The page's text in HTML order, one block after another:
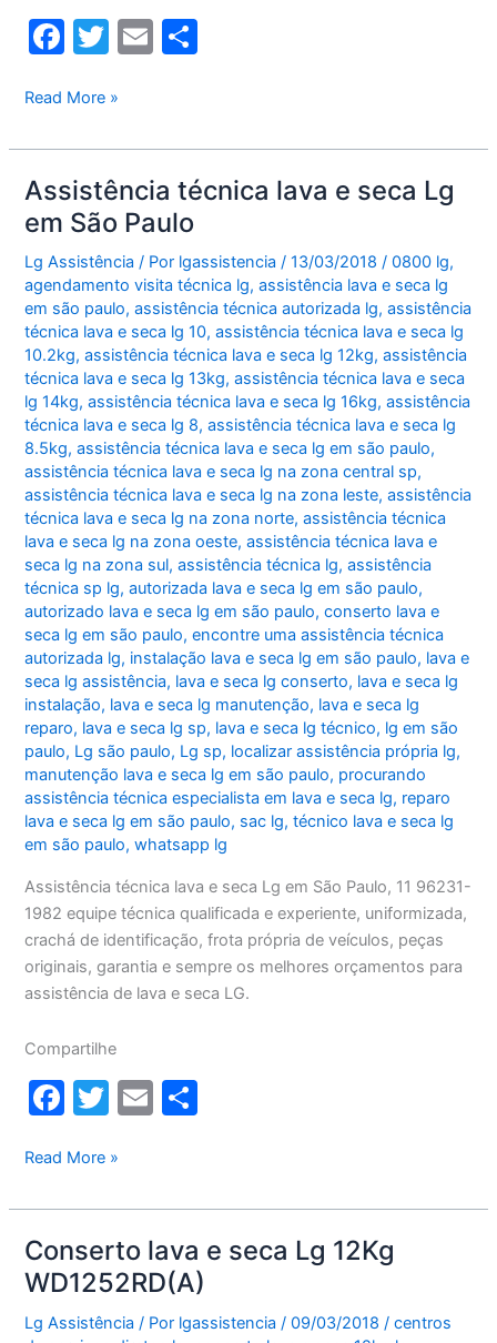
F
c
e
b
o
o
k
T
itt
er
E
l
e
Assistência
LG
São
Paulo
Read More »
Assistência técnica lava e seca Lg
em São Paulo
Lg Assistência / Por lgassistencia/13/03/2018 /0800 lg,
agendamento visita técnica lg,assistência lava e seca lg
em são paulo,assistência técnica autorizada lg,assistência
técnica lava e seca lg 10,assistência técnica lava e seca lg
10.2kg,assistência técnica lava e seca lg 12kg,assistência
técnica lava e seca lg 13kg,assistência técnica lava e seca
lg 14kg,assistência técnica lava e seca lg 16kg,assistência
técnica lava e seca lg 8,assistência técnica lava e seca lg
8.5kg,assistência técnica lava e seca lg em são paulo,
assistência técnica lava e seca lg na zona central sp,
assistência técnica lava e seca lg na zona leste,assistência
técnica lava e seca lg na zona norte,assistência técnica
lava e seca lg na zona oeste,assistência técnica lava e
seca lg na zona sul,assistência técnica lg,assistência
técnica sp lg,autorizada lava e seca lg em são paulo,
autorizado lava e seca lg em são paulo,conserto lava e
seca lg em são paulo,encontre uma assistência técnica
autorizada lg, instalação lava e seca lg em são paulo, lava e
seca lg assistência, lava e seca lg conserto, lava e seca lg
instalação, lava e seca lg manutenção, lava e seca lg
reparo, lava e seca lg sp, lava e seca lg técnico, lg em são
paulo, Lg são paulo, Lg sp, localizar assistência própria lg,
manutenção lava e seca lg em são paulo, procurando
assistência técnica especialista em lava e seca lg, reparo
lava e seca lg em são paulo, sac lg,técnico lava e seca lg
em são paulo,whatsapp lg
Assistência técnica lava e seca Lg em São Paulo, 11 96231-
1982 equipe técnica qualificada e experiente, uniformizada,
crachá de identificação, frota própria de veículos, peças
originais, garantia e sempre os melhores orçamentos para
assistência de lava e seca LG.
Compartilhe
F
c
e
b
o
o
T
itt
er
E
l
e
Assistência
lava
e
seca
Lg
em
Read More »
Conserto lava e seca Lg 12Kg
WD1252RD(A)
Lg Assistência / Por lgassistencia/09/03/2018 /centros